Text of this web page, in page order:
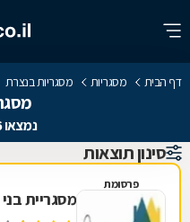
דף הבית מסגריות מסגריות בנצרת
נמצאו 36 מסגריות
סינון תוצאות
פרסומת
מסגריית